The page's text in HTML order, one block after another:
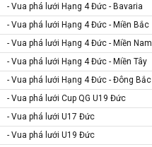
- Vua phá lưới Hạng 4 Đức - Bavaria
- Vua phá lưới Hạng 4 Đức - Miền Bắc
- Vua phá lưới Hạng 4 Đức - Miền Nam
- Vua phá lưới Hạng 4 Đức - Miền Tây
- Vua phá lưới Hạng 4 Đức - Đông Bắc
- Vua phá lưới Cup QG U19 Đức
- Vua phá lưới U17 Đức
- Vua phá lưới U19 Đức